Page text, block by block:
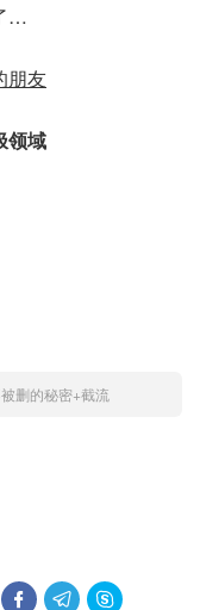
…
朋友
领域
删的秘密+截流
  